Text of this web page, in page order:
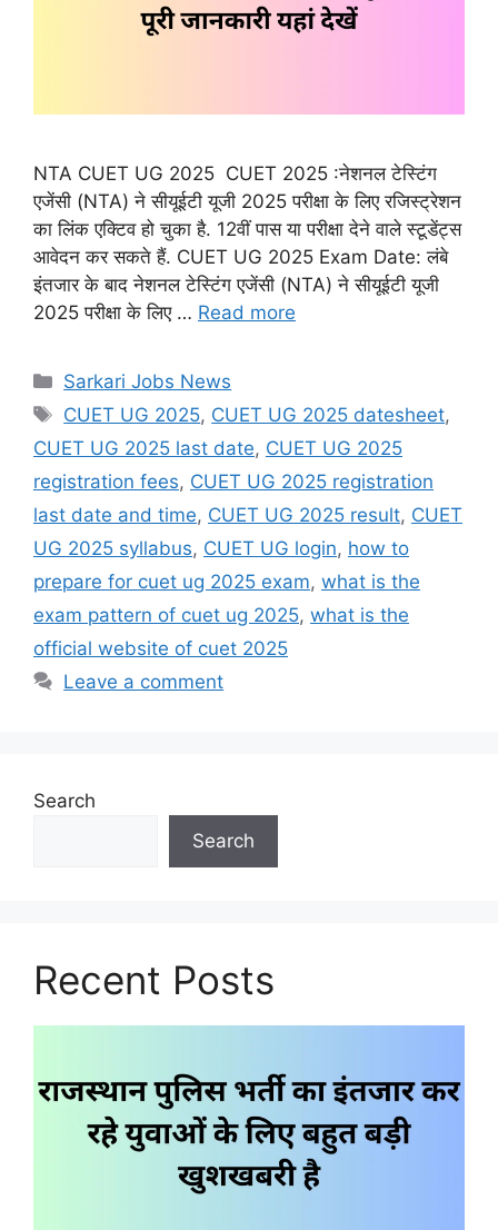
NTA CUET UG 2025 CUET 2025 :नेशनल टेस्टिंग
एजेंसी (NTA) ने सीयूईटी यूजी 2025 परीक्षा के लिए रजिस्ट्रेशन
का लिंक एक्टिव हो चुका है. 12वीं पास या परीक्षा देने वाले स्टूडेंट्स
आवेदन कर सकते हैं. CUET UG 2025 Exam Date: लंबे
इंतजार के बाद नेशनल टेस्टिंग एजेंसी (NTA) ने सीयूईटी यूजी
2025 परीक्षा के लिए … Read more
Categories
Sarkari Jobs News
Tags
CUET UG 2025, CUET UG 2025 datesheet,
CUET UG 2025 last date, CUET UG 2025
registration fees, CUET UG 2025 registration
last date and time, CUET UG 2025 result, CUET
UG 2025 syllabus, CUET UG login, how to
prepare for cuet ug 2025 exam, what is the
exam pattern of cuet ug 2025, what is the
official website of cuet 2025
Leave a comment
Search
Search
Recent Posts